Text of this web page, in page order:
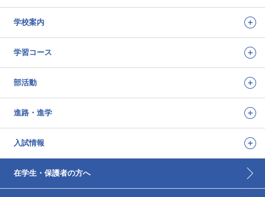
学校案内
学習コース
部活動
進路・進学
入試情報
在学生・保護者の方へ